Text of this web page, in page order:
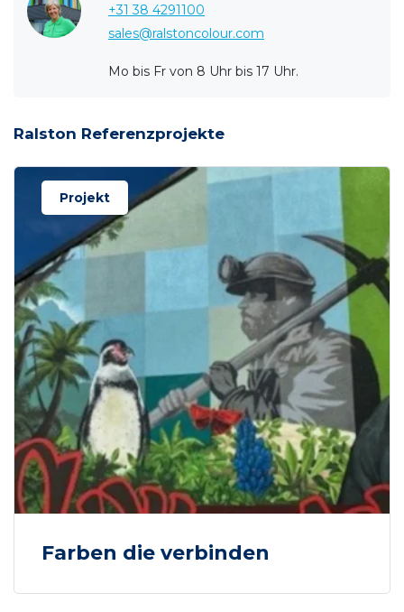
+31 38 4291100
sales@ralstoncolour.com
Mo bis Fr von 8 Uhr bis 17 Uhr.
Ralston Referenzprojekte
Projekt
Farben die verbinden